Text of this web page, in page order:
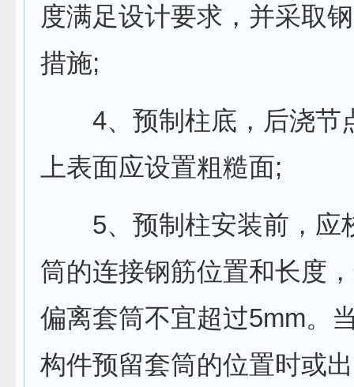
度满足设计要求，并采取
措施;
4、预制柱底，后浇节
上表面应设置粗糙面;
5、预制柱安装前，应
筒的连接钢筋位置和长度
偏离套筒不宜超过5mm。
构件预留套筒的位置时或